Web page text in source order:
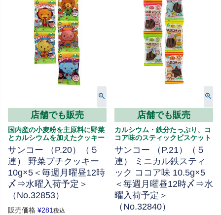
店舗でも販売
国内産の小麦粉を主原料に野菜
とカルシウムを加えたクッキー
サンコー （P.20）（５
連） 野菜プチクッキー
10g×5＜毎週月曜昼12時
〆⇒水曜入荷予定＞
（No.32853）
販売価格 ¥281税込
店舗でも販売
カルシウム・鉄分たっぷり、コ
コア味のスティックビスケット
サンコー （P.21）（５
連） ミニカル鉄スティ
ック ココア味 10.5g×5
＜毎週月曜昼12時〆⇒水
曜入荷予定＞
（No.32840）